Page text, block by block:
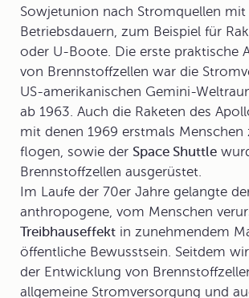
Sowjetunion nach Stromquellen mit
Betriebsdauern, zum Beispiel für
oder U-Boote. Die erste praktische
von Brennstoffzellen war die
US-amerikanischen Gemini-
ab 1963. Auch die Raketen des
mit denen 1969 erstmals
flogen, sowie der Space Shuttle
Brennstoffzellen ausgerüstet.
Im Laufe der 70er Jahre gelangte
anthropogene, vom Menschen
Treibhauseffekt in zunehmendem
öffentliche Bewusstsein. Seitdem
der Entwicklung von
allgemeine Stromversorgung und